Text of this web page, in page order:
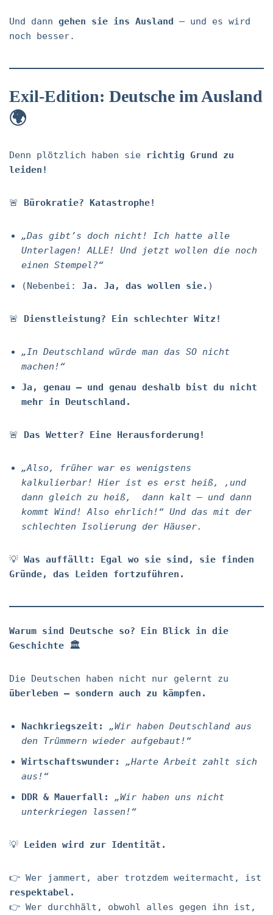
Und dann gehen sie ins Ausland – und es wird
noch besser.
Exil-Edition: Deutsche im Ausland
🌍
Denn plötzlich haben sie
richtig Grund zu
leiden!
🚨 Bürokratie? Katastrophe!
„Das gibt’s doch nicht! Ich hatte alle
Unterlagen! ALLE! Und jetzt wollen die noch
einen Stempel?“
(Nebenbei: Ja. Ja, das wollen sie. )
🚨 Dienstleistung? Ein schlechter Witz!
„In Deutschland würde man das SO nicht
machen!“
Ja, genau – und genau deshalb bist du nicht
mehr in Deutschland.
🚨 Das Wetter? Eine Herausforderung!
„Also, früher war es wenigstens
kalkulierbar! Hier ist es erst heiß, ,und
dann gleich zu heiß, dann kalt – und dann
kommt Wind! Also ehrlich!“ Und das mit der
schlechten Isolierung der Häuser.
💡 Was auffällt: Egal wo sie sind, sie finden
Gründe, das Leiden fortzuführen.
Warum sind Deutsche so? Ein Blick in die
Geschichte 🏛
Die Deutschen haben nicht nur gelernt zu
überleben – sondern auch zu kämpfen.
Nachkriegszeit:
„Wir haben Deutschland aus
den Trümmern wieder aufgebaut!“
Wirtschaftswunder:
„Harte Arbeit zahlt sich
aus!“
DDR & Mauerfall:
„Wir haben uns nicht
unterkriegen lassen!“
💡 Leiden wird zur Identität.
👉 Wer jammert, aber trotzdem weitermacht, ist
respektabel.
👉 Wer durchhält, obwohl alles gegen ihn ist,